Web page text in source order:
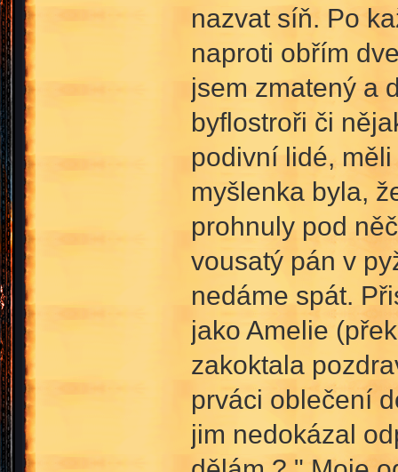
nazvat síň. Po
naproti obřím
jsem zmatený a
byflostroři či
podivní lidé,
myšlenka byla,
prohnuly pod
vousatý pán v
nedáme spát.
jako Amelie
zakoktala
prváci oblečení
jim nedokázal